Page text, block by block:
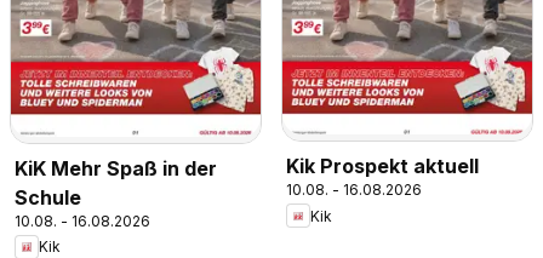
KiK Mehr Spaß in der
Schule
10.08. - 16.08.2026
Kik
Kik Prospekt aktuell
10.08. - 16.08.2026
Kik